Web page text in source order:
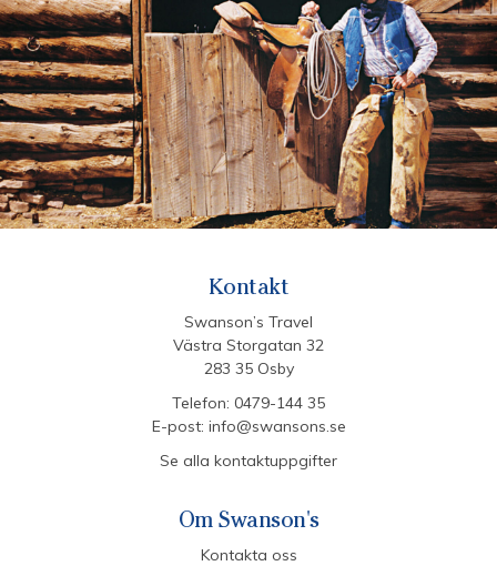
Kontakt
Swanson’s Travel
Västra Storgatan 32
283 35 Osby
Telefon: 0479-144 35
E-post: info@swansons.se
Se alla kontaktuppgifter
Om Swanson's
Kontakta oss